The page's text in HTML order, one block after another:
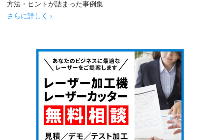
方法・ヒントが詰まった事例集
さらに詳しく ›